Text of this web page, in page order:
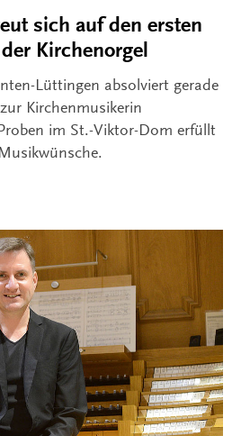
sich auf den ersten
Kirchenorgel
Lüttingen absolviert gerade
Kirchenmusikerin
im St.-Viktor-Dom erfüllt